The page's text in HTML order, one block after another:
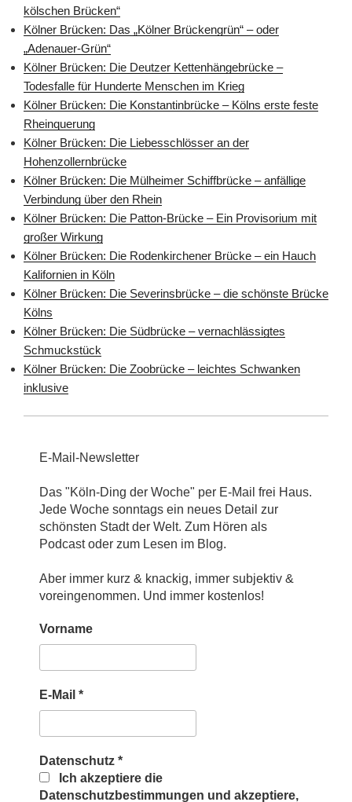
kölschen Brücken“
Kölner Brücken: Das „Kölner Brückengrün“ – oder
„Adenauer-Grün“
Kölner Brücken: Die Deutzer Kettenhängebrücke –
Todesfalle für Hunderte Menschen im Krieg
Kölner Brücken: Die Konstantinbrücke – Kölns erste feste
Rheinquerung
Kölner Brücken: Die Liebesschlösser an der
Hohenzollernbrücke
Kölner Brücken: Die Mülheimer Schiffbrücke – anfällige
Verbindung über den Rhein
Kölner Brücken: Die Patton-Brücke – Ein Provisorium mit
großer Wirkung
Kölner Brücken: Die Rodenkirchener Brücke – ein Hauch
Kalifornien in Köln
Kölner Brücken: Die Severinsbrücke – die schönste Brücke
Kölns
Kölner Brücken: Die Südbrücke – vernachlässigtes
Schmuckstück
Kölner Brücken: Die Zoobrücke – leichtes Schwanken
inklusive
E-Mail-Newsletter
Das "Köln-Ding der Woche" per E-Mail frei Haus.
Jede Woche sonntags ein neues Detail zur
schönsten Stadt der Welt. Zum Hören als
Podcast oder zum Lesen im Blog.
Aber immer kurz & knackig, immer subjektiv &
voreingenommen. Und immer kostenlos!
Vorname
E-Mail *
Datenschutz *
Ich akzeptiere die
Datenschutzbestimmungen und akzeptiere,